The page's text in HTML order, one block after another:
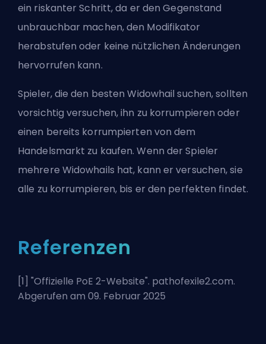
ein riskanter Schritt, da er den Gegenstand
unbrauchbar machen, den Modifikator
herabstufen oder keine nützlichen Änderungen
hervorrufen kann.
Spieler, die den besten Widowhail suchen, sollten
vorsichtig versuchen, ihn zu korrumpieren oder
einen bereits korrumpierten von dem
Handelsmarkt zu kaufen. Wenn der Spieler
mehrere Widowhails hat, kann er versuchen, sie
alle zu korrumpieren, bis er den perfekten findet.
Referenzen
[1] "Offizielle PoE 2-Website". pathofexile2.com.
Abgerufen am 09. Februar 2025